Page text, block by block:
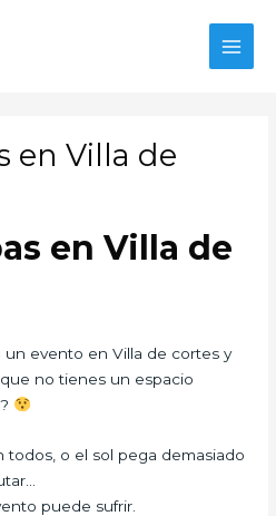
en Villa de
en Villa de
un evento en Villa de cortes y
no tienes un espacio
todos, o el sol pega demasiado
puede sufrir.